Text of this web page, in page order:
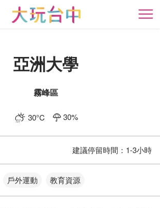
開
亞洲大學
霧峰區
30°C 30%
建議停留時間： 1-3小時
戶外運動 教育資源